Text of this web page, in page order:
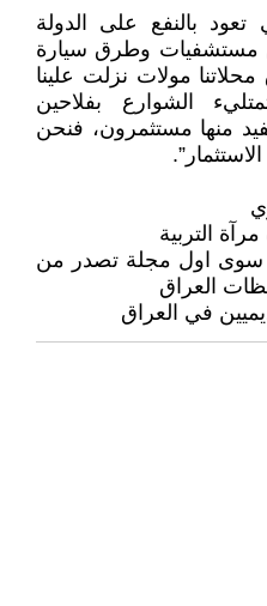
تعود بالنفع على الدولة
مستشفيات وطرق سيارة
مولات نزلت علينا
الشوارع بفلاحين
منها مستثمرون، فنحن
التربية
سوى اول مجلة تصدر من
العراق
في العراق